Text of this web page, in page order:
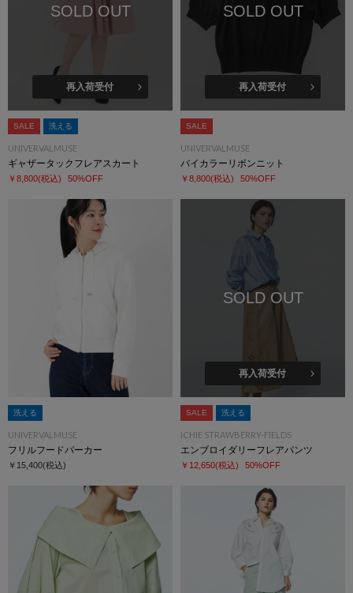
SOLD OUT
再入荷受付
SALE 洗える
UNIVERVALMUSE
ギャザータックフレアスカート
￥8,800(税込) 50%OFF
SOLD OUT
再入荷受付
SALE
UNIVERVALMUSE
バイカラーリボンニット
￥8,800(税込) 50%OFF
洗える
UNIVERVALMUSE
フリルフードパーカー
￥15,400(税込)
SOLD OUT
再入荷受付
SALE 洗える
ICHIE STRAWBERRY-FIELDS
エンブロイダリーフレアパンツ
￥12,650(税込) 50%OFF